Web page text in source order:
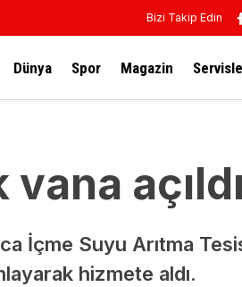
Bizi Takip Edin
Dünya Spor Magazin
İçme Suyu Arıtma
hizmete aldı.